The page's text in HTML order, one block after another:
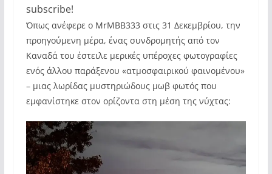
subscribe!
Όπως ανέφερε ο MrMBB333 στις 31 Δεκεμβρίου, την
προηγούμενη μέρα, ένας συνδρομητής από τον
Καναδά του έστειλε μερικές υπέροχες φωτογραφίες
ενός άλλου παράξενου «ατμοσφαιρικού φαινομένου»
– μιας λωρίδας μυστηριώδους μωβ φωτός που
εμφανίστηκε στον ορίζοντα στη μέση της νύχτας: